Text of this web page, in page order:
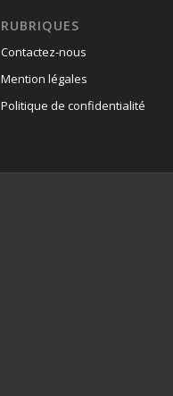
RUBRIQUES
Contactez-nous
Mention légales
Politique de confidentialité